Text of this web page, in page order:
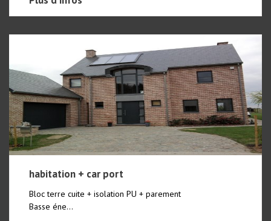
habitation + car port
Bloc terre cuite + isolation PU + parement
Basse éne...